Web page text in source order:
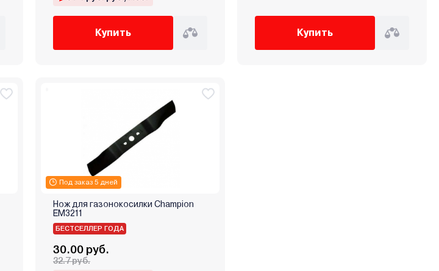
Купить Купить
Под заказ 5 дней
Нож для газонокосилки Champion
EM3211
БЕСТСЕЛЛЕР ГОДА
30.00 руб.
32.7 руб.